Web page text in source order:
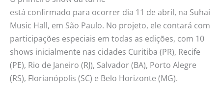
está confirmado para ocorrer dia 11 de abril, na Suhai
Music Hall, em São Paulo. No projeto, ele contará com
participações especiais em todas as edições, com 10
shows inicialmente nas cidades Curitiba (PR), Recife
(PE), Rio de Janeiro (RJ), Salvador (BA), Porto Alegre
(RS), Florianópolis (SC) e Belo Horizonte (MG).